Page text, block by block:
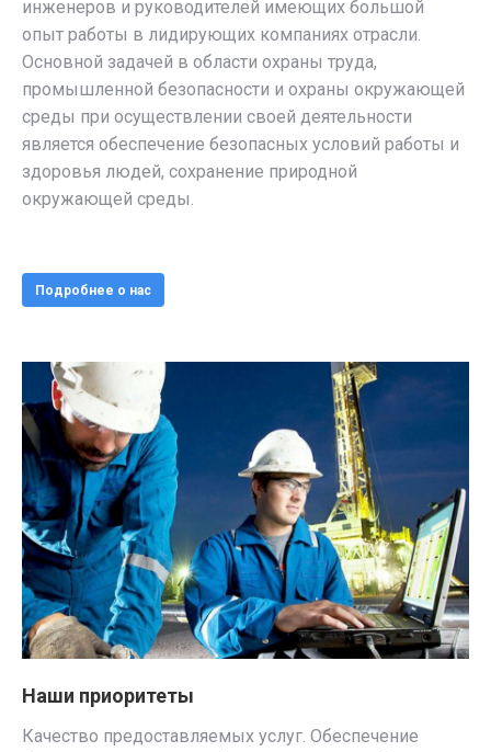
инженеров и руководителей имеющих большой
опыт работы в лидирующих компаниях отрасли.
Основной задачей в области охраны труда,
промышленной безопасности и охраны окружающей
среды при осуществлении своей деятельности
является обеспечение безопасных условий работы и
здоровья людей, сохранение природной
окружающей среды.
Подробнее о нас
Наши приоритеты
Качество предоставляемых услуг. Обеспечение